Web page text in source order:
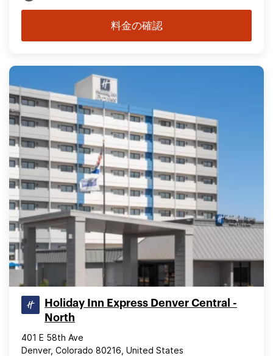
料金の確認
Holiday Inn Express Denver Central -
North
401 E 58th Ave
Denver, Colorado 80216, United States